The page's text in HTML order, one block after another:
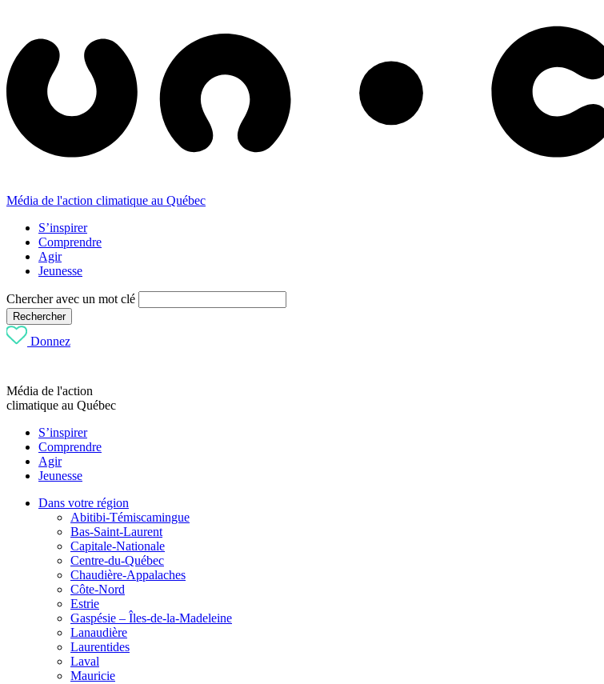
Média de l'action climatique au Québec
S’inspirer
Comprendre
Agir
Jeunesse
Chercher avec un mot clé
Rechercher
Donnez
Média de l'action
climatique au Québec
S’inspirer
Comprendre
Agir
Jeunesse
Dans votre région
Abitibi-Témiscamingue
Bas-Saint-Laurent
Capitale-Nationale
Centre-du-Québec
Chaudière-Appalaches
Côte-Nord
Estrie
Gaspésie – Îles-de-la-Madeleine
Lanaudière
Laurentides
Laval
Mauricie